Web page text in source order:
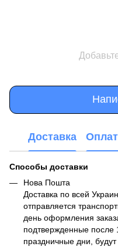
Доставка
Способы доставки
Нова Пошта
Доставка по всей
отправляется
день оформления
подтвержденные
праздничные дни,